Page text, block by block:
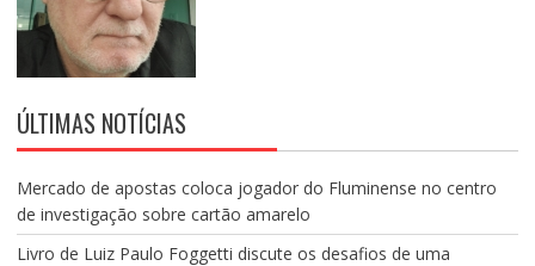
ÚLTIMAS NOTÍCIAS
Mercado de apostas coloca jogador do Fluminense no centro
de investigação sobre cartão amarelo
Livro de Luiz Paulo Foggetti discute os desafios de uma